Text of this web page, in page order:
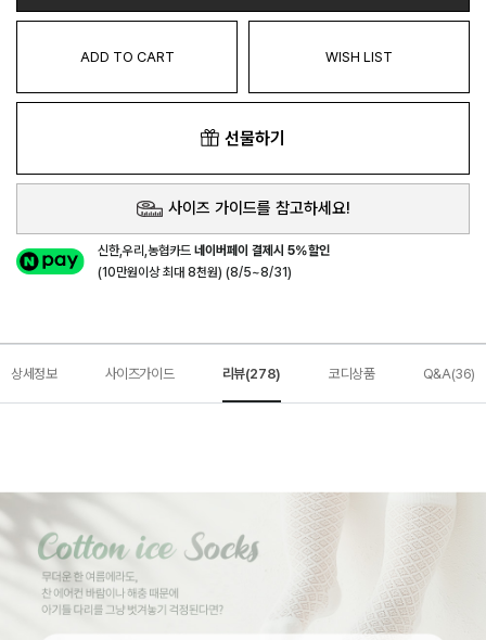
ADD TO CART WISH LIST
선물하기
사이즈 가이드를 참고하세요!
신한,우리,농협카드네이버페이 결제시 5%할인
(10만원이상 최대 8천원) (8/5~8/31)
상세정보 사이즈가이드 리뷰(278) 코디상품 Q&A(36)